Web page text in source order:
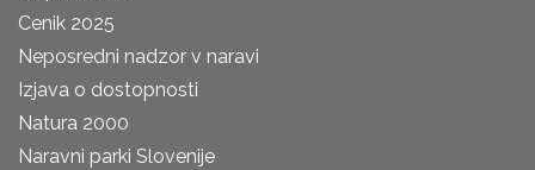
Cenik 2025
Neposredni nadzor v naravi
Izjava o dostopnosti
Natura 2000
Naravni parki Slovenije